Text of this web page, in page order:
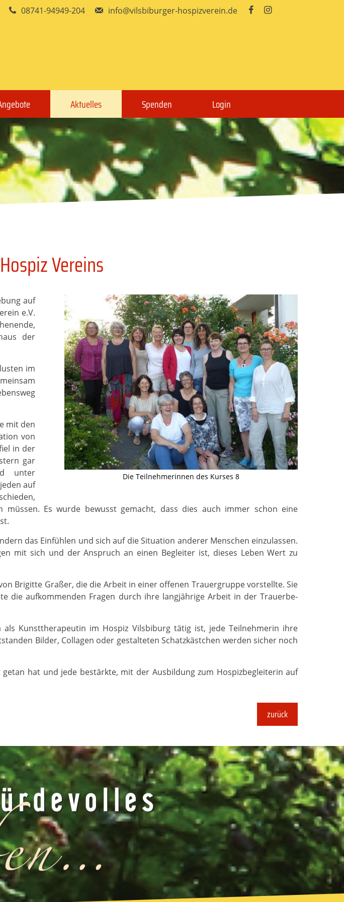
Aktuelles Spenden Login
Vereins
Die Teilnehmerinnen des Kurses 8
auf
e.V.
der
im
mit den
von
in der
gar
unter
auf
Es wurde bewusst gemacht, dass dies auch immer schon eine
das Einfühlen und sich auf die Situation anderer Menschen einzulassen.
mit sich und der Anspruch an einen Begleiter ist, dieses Leben Wert zu
Brigitte Graßer, die die Arbeit in einer offenen Trauergruppe vorstellte. Sie
die aufkommenden Fragen durch ihre langjährige Arbeit in der Trauerbe­
Kunsttherapeutin im Hospiz Vilsbiburg tätig ist, jede Teilnehmerin ihre
Bilder, Collagen oder gestalteten Schatzkästchen werden sicher noch
hat und jede bestärkte, mit der Ausbildung zum Hospizbegleiterin auf
zurück
08741-94949-204 info@vilsbiburger-hospizverein.de  